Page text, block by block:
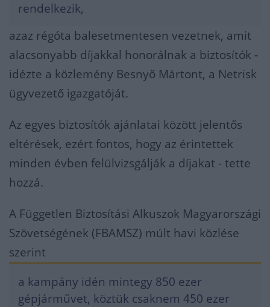
rendelkezik,
azaz régóta balesetmentesen vezetnek, amit
alacsonyabb díjakkal honorálnak a biztosítók -
idézte a közlemény Besnyő Mártont, a Netrisk
ügyvezető igazgatóját.
Az egyes biztosítók ajánlatai között jelentős
eltérések, ezért fontos, hogy az érintettek
minden évben felülvizsgálják a díjakat - tette
hozzá.
A Független Biztosítási Alkuszok Magyarországi
Szövetségének (FBAMSZ) múlt havi közlése
szerint
a kampány idén mintegy 850 ezer
gépjárművet, köztük csaknem 450 ezer